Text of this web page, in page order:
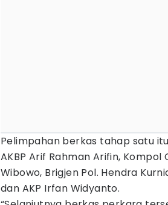
Pelimpahan berkas tahap satu
AKBP Arif Rahman Arifin,
Wibowo, Brigjen Pol. Hendra
dan AKP Irfan Widyanto.